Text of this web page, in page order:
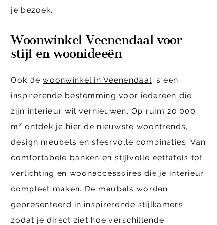
je bezoek.
Woonwinkel Veenendaal voor
stijl en woonideeën
Ook dewoonwinkel in Veenendaal is een
inspirerende bestemming voor iedereen die
zijn interieur wil vernieuwen. Op ruim 20.000
m² ontdek je hier de nieuwste woontrends,
design meubels en sfeervolle combinaties. Van
comfortabele banken en stijlvolle eettafels tot
verlichting en woonaccessoires die je interieur
compleet maken. De meubels worden
gepresenteerd in inspirerende stijlkamers
zodat je direct ziet hoe verschillende